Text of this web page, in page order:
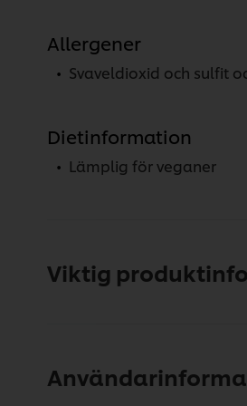
Allergener
Svaveldioxid och sulfit
Dietinformation
Lämplig för veganer
Viktig